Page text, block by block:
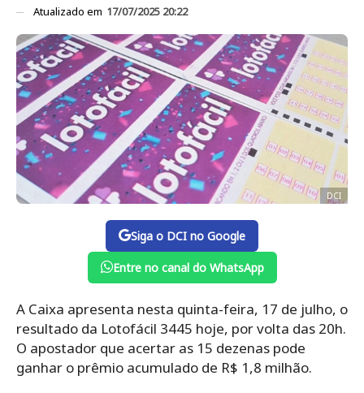
Atualizado em 17/07/2025 20:22
DCI
Siga o DCI no Google
Entre no canal do WhatsApp
A Caixa apresenta nesta quinta-feira, 17 de julho, o
resultado da Lotofácil 3445 hoje, por volta das 20h.
O apostador que acertar as 15 dezenas pode
ganhar o prêmio acumulado de R$ 1,8 milhão.